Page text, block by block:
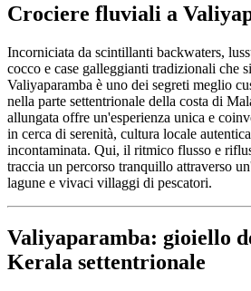
Crociere fluviali a
Incorniciata da scintillanti backwaters,
cocco e case galleggianti tradizionali che
Valiyaparamba è uno dei segreti meglio
nella parte settentrionale della costa di
allungata offre un'esperienza unica e
in cerca di serenità, cultura locale
incontaminata. Qui, il ritmico flusso e
traccia un percorso tranquillo attraverso
lagune e vivaci villaggi di pescatori.
Valiyaparamba: gioiello
Kerala settentrionale